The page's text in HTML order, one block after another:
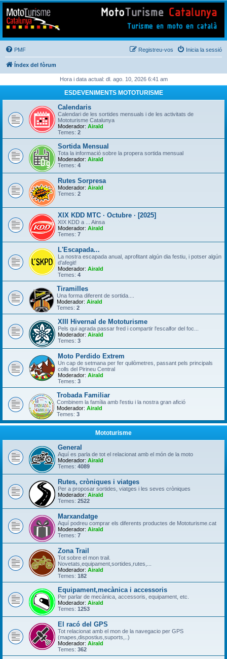
Mototurisme
Turisme en moto en català
PMF Inicia la sessió
Registreu-vos
Índex del fòrum
Hora i data actual: dl. ago. 10, 2026 6:41 am
ESDEVENIMENTS MOTOTURISME
Calendaris
Calendari de les sortides mensuals i de les activitats de
Mototurisme Catalunya
Moderador: Airald
Temes: 2
Sortida Mensual
Tota la informació sobre la propera sortida mensual
Moderador: Airald
Temes: 4
Rutes Sorpresa
Moderador: Airald
Temes: 2
XIX KDD MTC · Octubre · [2025]
XIX KDD a ... Ainsa
Moderador: Airald
Temes: 7
L'Escapada...
La nostra escapada anual, aprofitant algún dia festiu, i potser algún
d'afegit!
Moderador: Airald
Temes: 4
Tiramilles
Una forma diferent de sortida....
Moderador: Airald
Temes: 2
XIII Hivernal de Mototurisme
Pels qui agrada passar fred i compartir l'escalfor del foc...
Moderador: Airald
Temes: 3
Moto Perdido Extrem
Un cap de setmana per fer quilòmetres, passant pels principals
colls del Pirineu Central
Moderador: Airald
Temes: 3
Trobada Familiar
Combinem la família amb l'estiu i la nostra gran afició
Moderador: Airald
Temes: 3
Mototurisme
General
Aquí es parla de tot el relacionat amb el món de la moto
Moderador: Airald
Temes: 4089
Rutes, cròniques i viatges
Per a proposar sortides, viatges i les seves cròniques
Moderador: Airald
Temes: 2522
Marxandatge
Aquí podreu comprar els diferents productes de Mototurisme.cat
Moderador: Airald
Temes: 7
Zona Trail
Tot sobre el mon trail.
Novetats,equipament,sortides,rutes,...
Moderador: Airald
Temes: 182
Equipament,mecànica i accessoris
Per parlar de mecànica, accessoris, equipament, etc.
Moderador: Airald
Temes: 1253
El racó del GPS
Tot relacionat amb el mon de la navegacio per GPS
(mapes,dispostius,suports,..)
Moderador: Airald
Temes: 362